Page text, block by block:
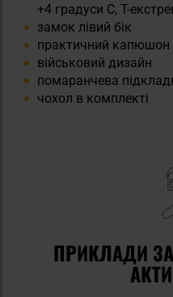
+4 градуси C, T-
замок лівий бік
практичний капюшон
військовий дизайн
помаранчева
чохол в комплекті
ПРИКЛАДИ